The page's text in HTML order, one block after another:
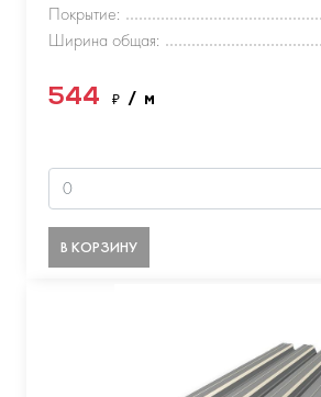
Покрытие:
Ширина общая:
544 ₽ / м
В КОРЗИНУ